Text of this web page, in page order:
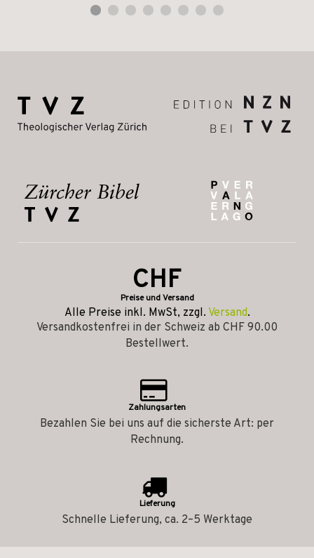
CHF
Preise und Versand
Alle Preise inkl. MwSt, zzgl. Versand.
Versandkostenfrei in der Schweiz ab CHF 90.00
Bestellwert.
Zahlungsarten
Bezahlen Sie bei uns auf die sicherste Art: per
Rechnung.
Lieferung
Schnelle Lieferung, ca. 2–5 Werktage